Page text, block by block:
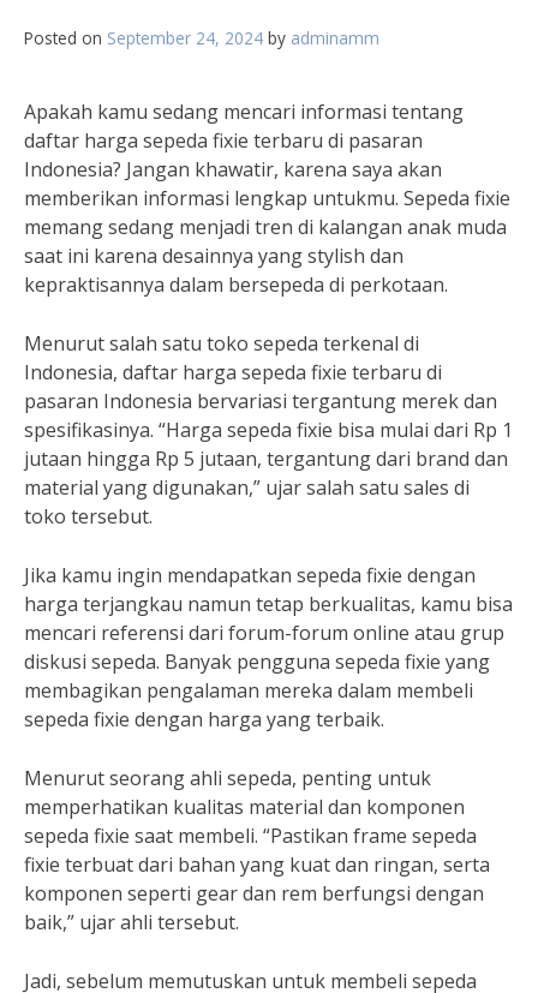
Posted on September 24, 2024 by adminamm
Apakah kamu sedang mencari informasi tentang
daftar harga sepeda fixie terbaru di pasaran
Indonesia? Jangan khawatir, karena saya akan
memberikan informasi lengkap untukmu. Sepeda fixie
memang sedang menjadi tren di kalangan anak muda
saat ini karena desainnya yang stylish dan
kepraktisannya dalam bersepeda di perkotaan.
Menurut salah satu toko sepeda terkenal di
Indonesia, daftar harga sepeda fixie terbaru di
pasaran Indonesia bervariasi tergantung merek dan
spesifikasinya. “Harga sepeda fixie bisa mulai dari Rp 1
jutaan hingga Rp 5 jutaan, tergantung dari brand dan
material yang digunakan,” ujar salah satu sales di
toko tersebut.
Jika kamu ingin mendapatkan sepeda fixie dengan
harga terjangkau namun tetap berkualitas, kamu bisa
mencari referensi dari forum-forum online atau grup
diskusi sepeda. Banyak pengguna sepeda fixie yang
membagikan pengalaman mereka dalam membeli
sepeda fixie dengan harga yang terbaik.
Menurut seorang ahli sepeda, penting untuk
memperhatikan kualitas material dan komponen
sepeda fixie saat membeli. “Pastikan frame sepeda
fixie terbuat dari bahan yang kuat dan ringan, serta
komponen seperti gear dan rem berfungsi dengan
baik,” ujar ahli tersebut.
Jadi, sebelum memutuskan untuk membeli sepeda